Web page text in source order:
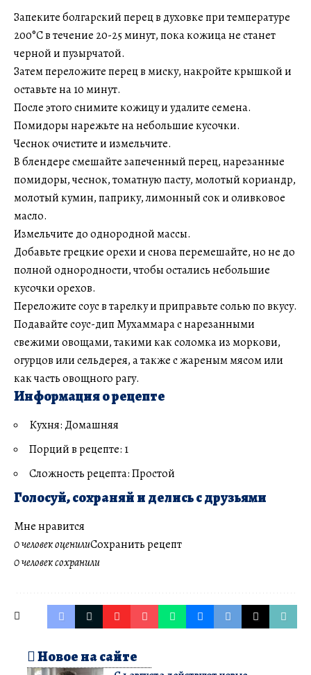
Запеките болгарский перец в духовке при температуре
200°C в течение 20-25 минут, пока кожица не станет
черной и пузырчатой.
Затем переложите перец в миску, накройте крышкой и
оставьте на 10 минут.
После этого снимите кожицу и удалите семена.
Помидоры нарежьте на небольшие кусочки.
Чеснок очистите и измельчите.
В блендере смешайте запеченный перец, нарезанные
помидоры, чеснок, томатную пасту, молотый кориандр,
молотый кумин, паприку, лимонный сок и оливковое
масло.
Измельчите до однородной массы.
Добавьте грецкие орехи и снова перемешайте, но не до
полной однородности, чтобы остались небольшие
кусочки орехов.
Переложите соус в тарелку и приправьте солью по вкусу.
Подавайте соус-дип Мухаммара с нарезанными
свежими овощами, такими как соломка из моркови,
огурцов или сельдерея, а также с жареным мясом или
как часть овощного рагу.
Информация о рецепте
Кухня: Домашняя
Порций в рецепте: 1
Сложность рецепта: Простой
Голосуй, сохраняй и делись с друзьями
Мне нравится
0 человек оценилиСохранить рецепт
0 человек сохранили
Новое на сайте